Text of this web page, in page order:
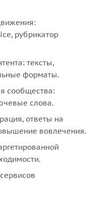
рубрикатор
тексты,
форматы.
сообщества:
слова.
ответы на
вовлечения.